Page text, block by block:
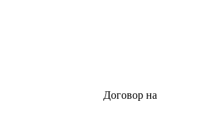
Договор на